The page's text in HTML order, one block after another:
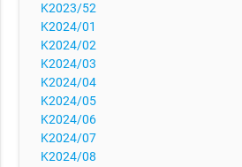
K2023/52
K2024/01
K2024/02
K2024/03
K2024/04
K2024/05
K2024/06
K2024/07
K2024/08